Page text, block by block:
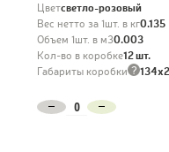
Цветсветло-розовый
Вес нетто за 1шт. в кг0.135
Объем 1шт. в м30.003
Кол-во в коробке12 шт.
Габариты коробки ?